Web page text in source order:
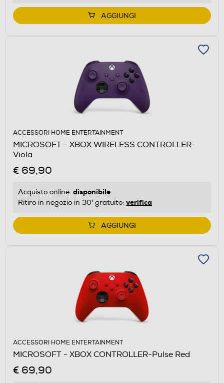
AGGIUNGI
ACCESSORI HOME ENTERTAINMENT
MICROSOFT - XBOX WIRELESS CONTROLLER-
Viola
€ 69,90
Acquisto online: disponibile
Ritiro in negozio in 30' gratuito: verifica
AGGIUNGI
ACCESSORI HOME ENTERTAINMENT
MICROSOFT - XBOX CONTROLLER-Pulse Red
€ 69,90